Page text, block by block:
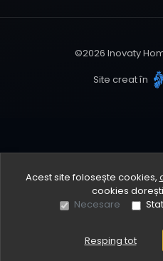
©2026 Inovaty
Site creat în
Acest site folosește cookies,
cookies
Necesare
Resping tot